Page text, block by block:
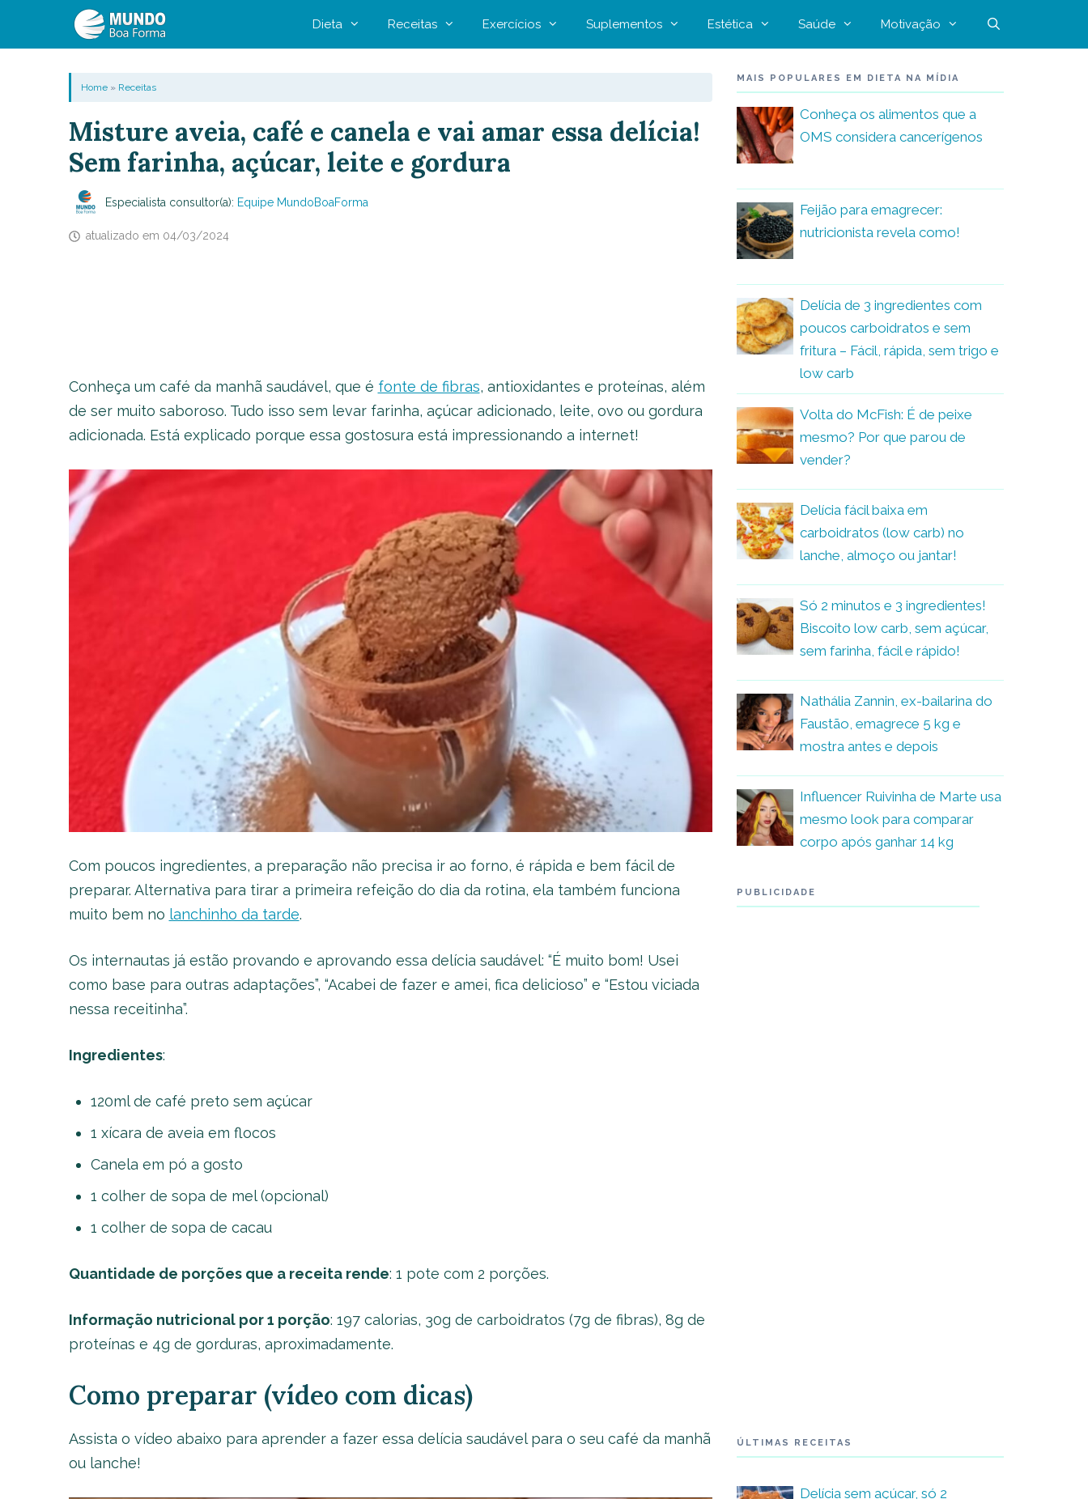
Dieta Receitas Exercícios Suplementos Estética Saúde Motivação
Home» Receitas
Misture aveia, café e canela e vai amar essa delícia!
Sem farinha, açúcar, leite e gordura
Especialista consultor(a): Equipe MundoBoaForma
atualizado em 04/03/2024
Conheça um café da manhã saudável, que é fonte de fibras, antioxidantes e proteínas, além
de ser muito saboroso. Tudo isso sem levar farinha, açúcar adicionado, leite, ovo ou gordura
adicionada. Está explicado porque essa gostosura está impressionando a internet!
Com poucos ingredientes, a preparação não precisa ir ao forno, é rápida e bem fácil de
preparar. Alternativa para tirar a primeira refeição do dia da rotina, ela também funciona
muito bem no lanchinho da tarde.
Os internautas já estão provando e aprovando essa delícia saudável: “É muito bom! Usei
como base para outras adaptações”, “Acabei de fazer e amei, fica delicioso” e “Estou viciada
nessa receitinha”.
Ingredientes:
120ml de café preto sem açúcar
1 xícara de aveia em flocos
Canela em pó a gosto
1 colher de sopa de mel (opcional)
1 colher de sopa de cacau
Quantidade de porções que a receita rende: 1 pote com 2 porções.
Informação nutricional por 1 porção: 197 calorias, 30g de carboidratos (7g de fibras), 8g de
proteínas e 4g de gorduras, aproximadamente.
Como preparar (vídeo com dicas)
Assista o vídeo abaixo para aprender a fazer essa delícia saudável para o seu café da manhã
ou lanche!
MAIS POPULARES EM DIETA NA MÍDIA
Conheça os alimentos que a
OMS considera cancerígenos
Feijão para emagrecer:
nutricionista revela como!
Delícia de 3 ingredientes com
poucos carboidratos e sem
fritura – Fácil, rápida, sem trigo e
low carb
Volta do McFish: É de peixe
mesmo? Por que parou de
vender?
Delícia fácil baixa em
carboidratos (low carb) no
lanche, almoço ou jantar!
Só 2 minutos e 3 ingredientes!
Biscoito low carb, sem açúcar,
sem farinha, fácil e rápido!
Nathália Zannin, ex-bailarina do
Faustão, emagrece 5 kg e
mostra antes e depois
Influencer Ruivinha de Marte usa
mesmo look para comparar
corpo após ganhar 14 kg
PUBLICIDADE
ÚLTIMAS RECEITAS
Delícia sem açúcar, só 2